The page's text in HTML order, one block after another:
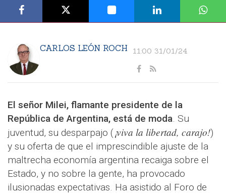
CARLOS LEÓN ROCH 11:00 31/01/24
El señor Milei, flamante presidente de la
República de Argentina, está de moda. Su
juventud, su desparpajo (¡viva la libertad, carajo!)
y su oferta de que el imprescindible ajuste de la
maltrecha economía argentina recaiga sobre el
Estado, y no sobre la gente, ha provocado
ilusionadas expectativas. Ha asistido al Foro de